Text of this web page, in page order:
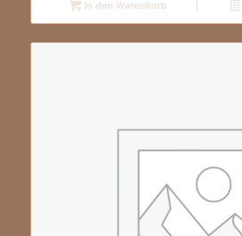
In den Warenkorb